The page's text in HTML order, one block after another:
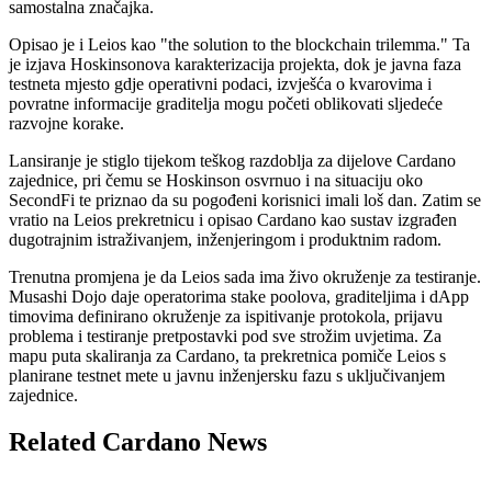
samostalna značajka.
Opisao je i Leios kao "the solution to the blockchain trilemma." Ta
je izjava Hoskinsonova karakterizacija projekta, dok je javna faza
testneta mjesto gdje operativni podaci, izvješća o kvarovima i
povratne informacije graditelja mogu početi oblikovati sljedeće
razvojne korake.
Lansiranje je stiglo tijekom teškog razdoblja za dijelove Cardano
zajednice, pri čemu se Hoskinson osvrnuo i na situaciju oko
SecondFi te priznao da su pogođeni korisnici imali loš dan. Zatim se
vratio na Leios prekretnicu i opisao Cardano kao sustav izgrađen
dugotrajnim istraživanjem, inženjeringom i produktnim radom.
Trenutna promjena je da Leios sada ima živo okruženje za testiranje.
Musashi Dojo daje operatorima stake poolova, graditeljima i dApp
timovima definirano okruženje za ispitivanje protokola, prijavu
problema i testiranje pretpostavki pod sve strožim uvjetima. Za
mapu puta skaliranja za Cardano, ta prekretnica pomiče Leios s
planirane testnet mete u javnu inženjersku fazu s uključivanjem
zajednice.
Related Cardano News